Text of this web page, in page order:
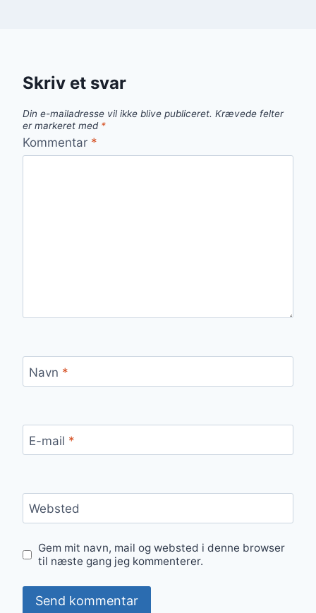
Skriv et svar
Din e-mailadresse vil ikke blive publiceret. Krævede felter
er markeret med *
Kommentar *
Navn *
E-mail *
Websted
Gem mit navn, mail og websted i denne browser
til næste gang jeg kommenterer.